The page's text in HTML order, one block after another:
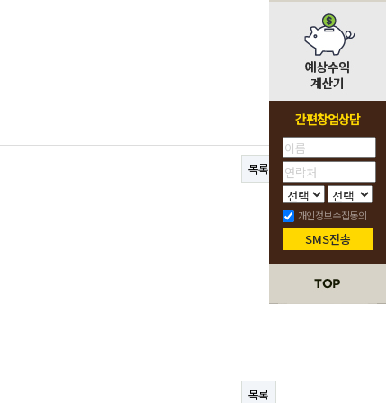
목록
목록
간편창업상담
개인정보수집동의
SMS전송